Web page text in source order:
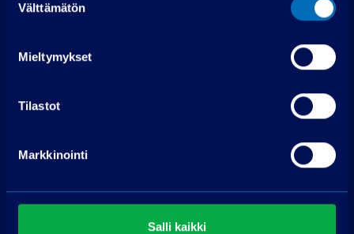
valinta
Välttämätön
Mieltymykset
Tilastot
Markkinointi
Salli kaikki
Käsittelymaksu
Maksuerät
72 kpl á 398,82 €
Luottokustannukset